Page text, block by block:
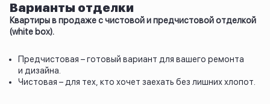
Варианты отделки
Квартиры в продаже с чистовой и предчистовой отделкой
(white box).
Предчистовая – готовый вариант для вашего ремонта
и дизайна.
Чистовая – для тех, кто хочет заехать без лишних хлопот.